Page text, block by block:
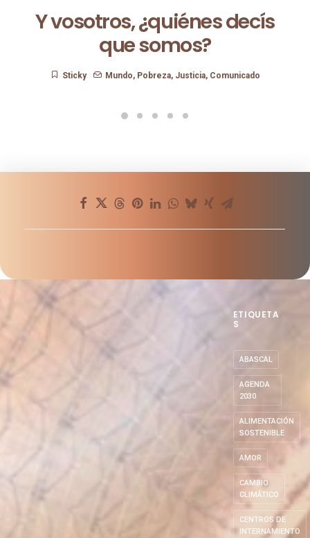
Y vosotros, ¿quiénes decís
ETIQUETA
S
ABASCAL
AGENDA
2030
ALIMENTACIÓN
SOSTENIBLE
AMOR
CAMBIO